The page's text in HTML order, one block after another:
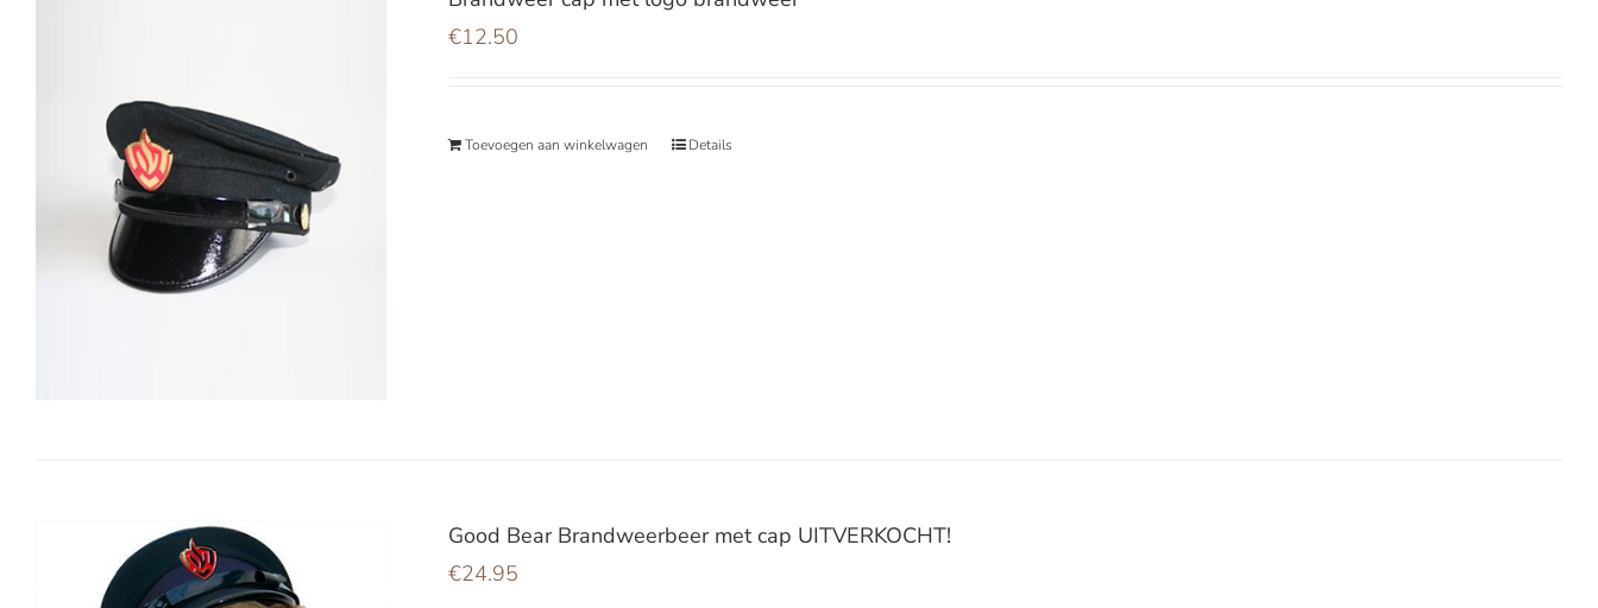
€12.50
Toevoegen aan winkelwagen Details
Good Bear Brandweerbeer met cap UITVERKOCHT!
€24.95